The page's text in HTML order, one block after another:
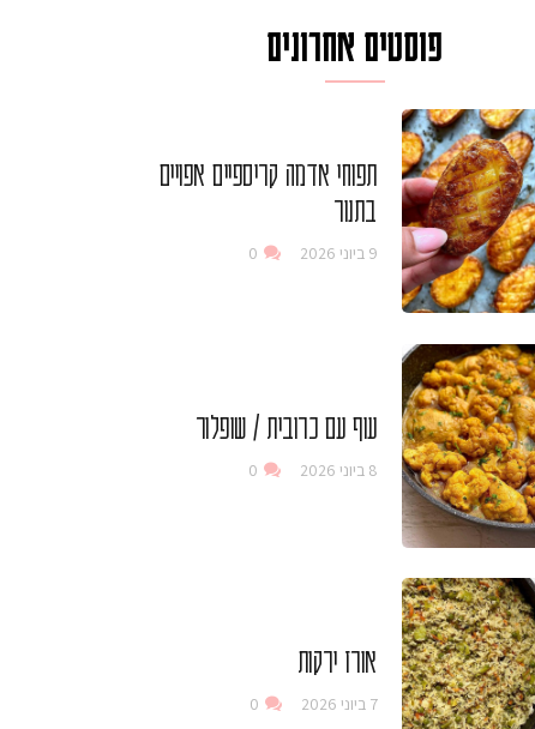
פוסטים אחרונים
תפוחי אדמה קריספיים אפויים
בתנור
9 ביוני 2026 0
עוף עם כרובית / שופלור
8 ביוני 2026 0
אורז ירקות
7 ביוני 2026 0